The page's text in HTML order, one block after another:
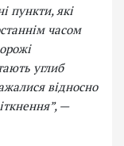
пункти, які
часом
углиб
відносно
—